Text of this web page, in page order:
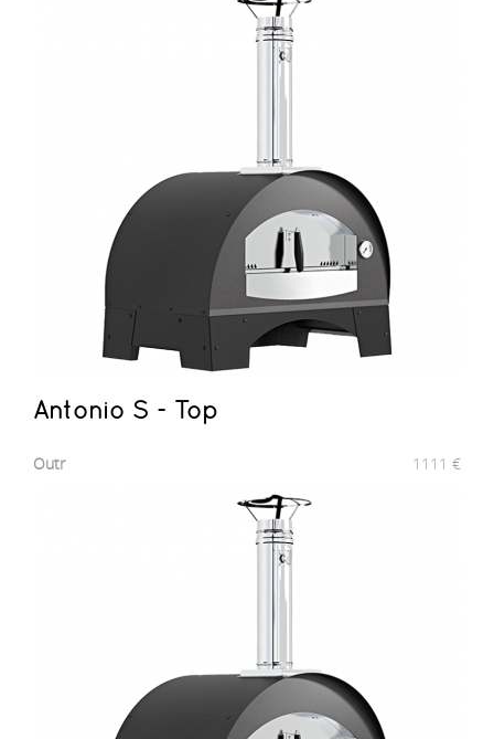
Antonio S - Top
Outr 1111 €